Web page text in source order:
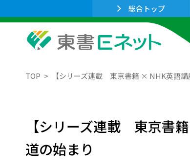
総合トップ
TOP 【シリーズ連載 東京書籍 × NHK英語
【シリーズ連載 東京書
道の始まり